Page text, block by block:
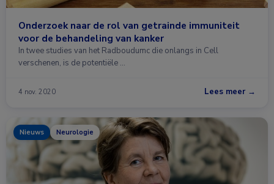
Onderzoek naar de rol van getrainde immuniteit
voor de behandeling van kanker
In twee studies van het Radboudumc die onlangs in Cell
verschenen, is de potentiële …
4 nov. 2020 Lees meer →
Nieuws Neurologie